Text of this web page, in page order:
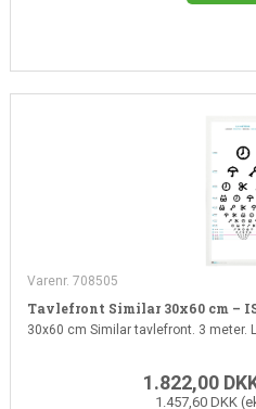
Varenr. 708505
Tavlefront Similar 30x60 cm –
30x60 cm Similar tavlefront. 3 meter.
1.822,00
1.457,60 DKK